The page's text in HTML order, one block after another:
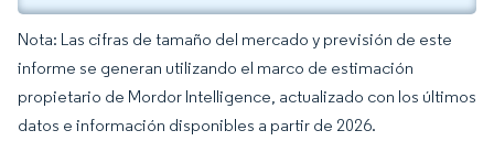
Nota: Las cifras de tamaño del mercado y previsión de este
informe se generan utilizando el marco de estimación
propietario de Mordor Intelligence, actualizado con los últimos
datos e información disponibles a partir de 2026.